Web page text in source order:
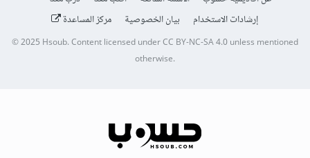
إرشادات الاستخدام
بيان الخصوصية مركز المساعدة
© 2025Hsoub.Content licensed underCC BY-NC-SA 4.0unless mentioned
otherwise.